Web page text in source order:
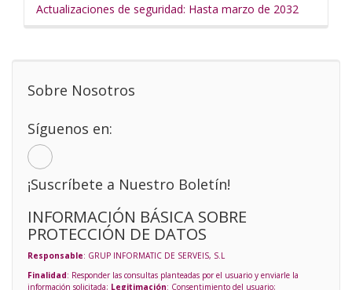
Actualizaciones de seguridad: Hasta marzo de 2032
Sobre Nosotros
Síguenos en:
¡Suscríbete a Nuestro Boletín!
INFORMACIÓN BÁSICA SOBRE
PROTECCIÓN DE DATOS
Responsable: GRUP INFORMATIC DE SERVEIS, S.L
Finalidad: Responder las consultas planteadas por el usuario y enviarle la
información solicitada; Legitimación: Consentimiento del usuario;